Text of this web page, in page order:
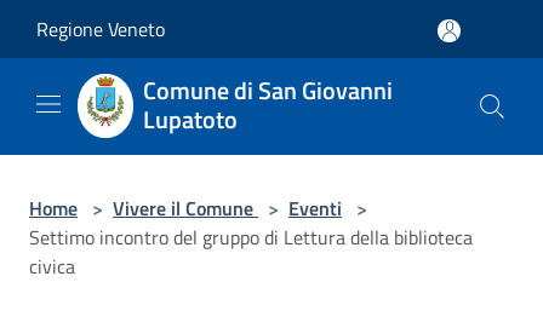
Regione Veneto
Comune di San Giovanni
Lupatoto
Home > Vivere il Comune > Eventi >
Settimo incontro del gruppo di Lettura della biblioteca
civica